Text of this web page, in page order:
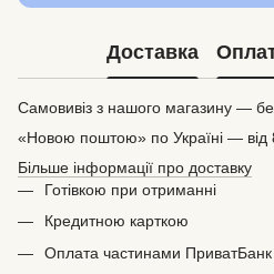
Доставка
Самовивіз з нашого магазину —
«Новою поштою» по Україні — від
Більше інформації про доставку
Готівкою при отриманні
Кредитною карткою
Оплата частинами